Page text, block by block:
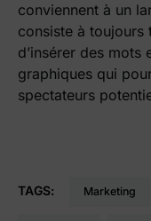
conviennent à un
consiste à toujours
d’insérer des mots
graphiques qui
spectateurs
TAGS: marketing